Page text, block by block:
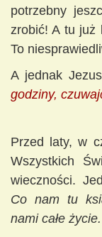
potrzebny
zrobić! A tu już
To
A jednak
godziny,
Przed laty, w
Wszystkich
wieczności.
Co nam tu
nami całe życie.